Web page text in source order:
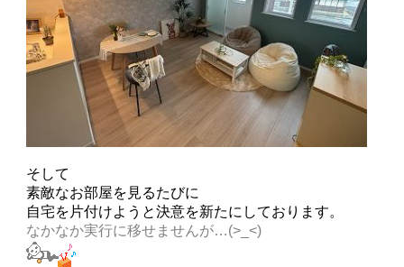
そして
素敵なお部屋を見るたびに
自宅を片付けようと決意を新たにしております。
なかなか実行に移せませんが…(>_<)